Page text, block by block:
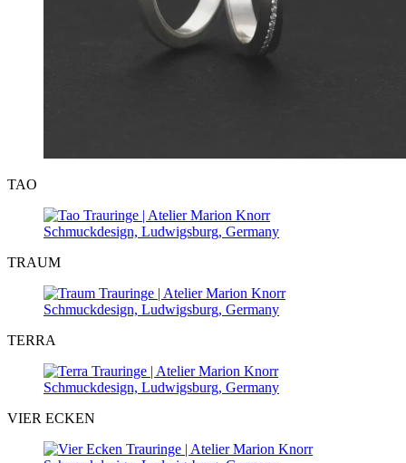
TAO
TRAUM
TERRA
VIER ECKEN